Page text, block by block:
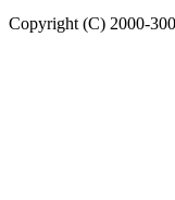
Copyright (C) 2000-